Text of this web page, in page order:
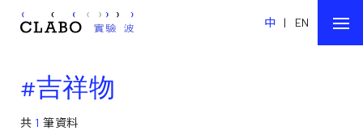
中 | EN
#吉祥物
共 1 筆資料